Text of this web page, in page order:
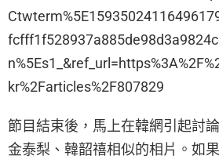
kr%2Farticles%2F807829
節目結束後，馬上在韓網引起討
金泰梨、韓韶禧相似的相片。如